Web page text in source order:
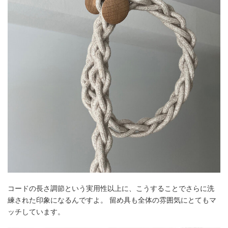
コードの長さ調節という実用性以上に、こうすることでさらに洗
練された印象になるんですよ。 留め具も全体の雰囲気にとてもマ
ッチしています。